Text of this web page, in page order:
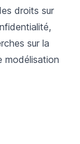
droits sur
sur la
modélisation